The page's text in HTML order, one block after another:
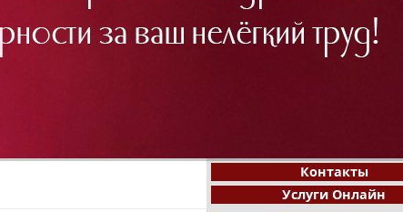
Контакты
Услуги Онлайн